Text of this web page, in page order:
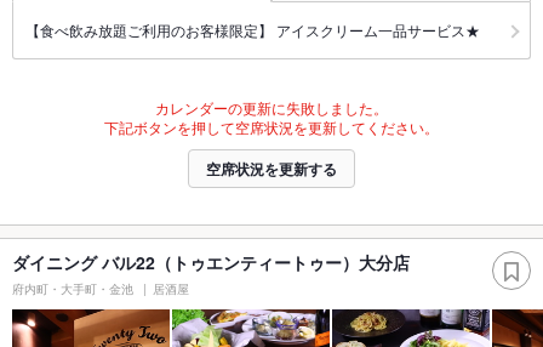
【食べ飲み放題ご利用のお客様限定】 アイスクリーム一品サービス★
カレンダーの更新に失敗しました。
下記ボタンを押して空席状況を更新してください。
空席状況を更新する
ダイニング バル22（トゥエンティートゥー）大分店
府内町・大手町・金池 居酒屋